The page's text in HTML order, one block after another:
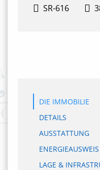
SR-616
DIE IMMOBILIE
DETAILS
AUSSTATTUNG
ENERGIEAUSWEIS
LAGE &